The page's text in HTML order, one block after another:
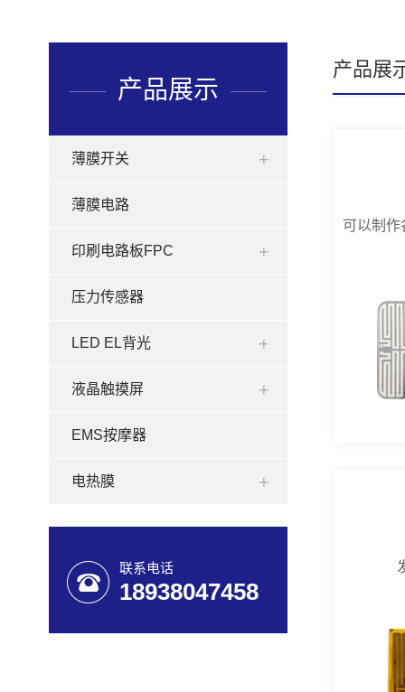
产品展示
薄膜开关
薄膜电路
印刷电路板FPC
压力传感器
LED EL背光
液晶触摸屏
EMS按摩器
电热膜
联系电话
18938047458
产品展